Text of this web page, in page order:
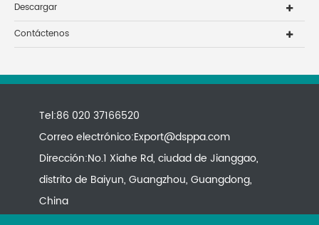
Descargar
Contáctenos
Tel:86 020 37166520
Correo electrónico:Export@dsppa.com
Dirección:No.1 Xiahe Rd, ciudad de Jianggao,
distrito de Baiyun, Guangzhou, Guangdong,
China